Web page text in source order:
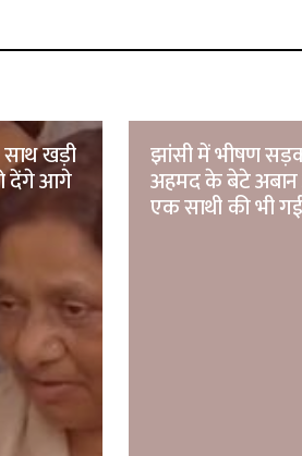
खड़ी
देंगे आगे
झांसी में भीषण
अहमद के बेटे
एक साथी की भी